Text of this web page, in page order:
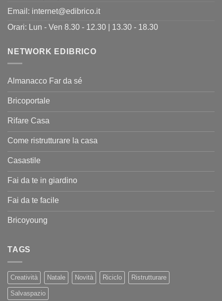
Email: internet@edibrico.it
Orari: Lun - Ven 8.30 - 12.30 | 13.30 - 18.30
NETWORK EDIBRICO
Almanacco Far da sé
Bricoportale
Rifare Casa
Come ristrutturare la casa
Casastile
Fai da te in giardino
Fai da te facile
Bricoyoung
TAGS
Creatività Natale Novità Riciclo Ristrutturare
Salvaspazio